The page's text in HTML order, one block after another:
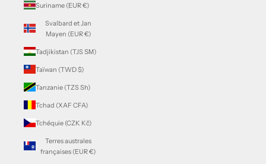
Suriname (EUR €)
Svalbard et Jan
Mayen (EUR €)
Tadjikistan (TJS ЅМ)
Taïwan (TWD $)
Tanzanie (TZS Sh)
Tchad (XAF CFA)
Tchéquie (CZK Kč)
Terres australes
françaises (EUR €)